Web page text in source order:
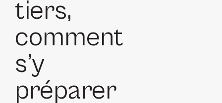
tiers,
comment
s’y
préparer